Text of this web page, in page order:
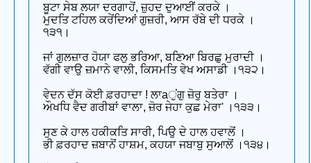
ਬੂਟਾ ਸੇਬ ਲਯਾ ਦਰਗਾਹੋਂ, ਜ਼ੁਹਦ ਦੁਆਈਂ ਕਰਕੇ ।
ਮੁਦਤਿ ਟਹਿਲ ਕਰੇਂਦਿਆਂ ਗੁਜ਼ਰੀ, ਆਸ ਰੱਬੇ ਦੀ ਧਰਕੇ ।
੧੩੧।
ਜਾਂ ਗੁਲਜ਼ਾਰ ਹੋਯਾ ਫਲੁ ਭਰਿਆ, ਬਣਿਆ ਬਿਰਛੁ ਮੁਰਾਦੀ ।
ਵੱਗੀ ਵਾਉ ਜ਼ਮਾਨੇ ਵਾਲੀ, ਕਿਸਮਤਿ ਵੇਖ ਅਸਾਡੀ ।੧੩੨।
ਵੇਦਨ ਦੱਸ ਕੋਈ ਫ਼ਰਹਾਦਾ ! ਲਾaੁਂਗੁ ਜ਼ੋਰੁ ਬਤੇਰਾ ।
ਔਖਧਿ ਵੈਦ ਗਰੀਬਾਂ ਵਾਲਾ, ਜ਼ੋਰ ਜੇਹਾ ਕੁਛ ਮੇਰਾ' ।੧੩੩।
ਸੁਣ ਕੇ ਹਾਲ ਹਕੀਕਤਿ ਸਾਰੀ, ਪਿਉ ਦੇ ਹਾਲ ਹਵਾਲੋਂ ।
ਭੀ ਫ਼ਰਹਾਦ ਜ਼ਬਾਨੋਂ ਹਾਸ਼ਮ, ਕਹਯਾ ਜਬਾਬੁ ਸੁਆਲੋਂ ।੧੩੪।